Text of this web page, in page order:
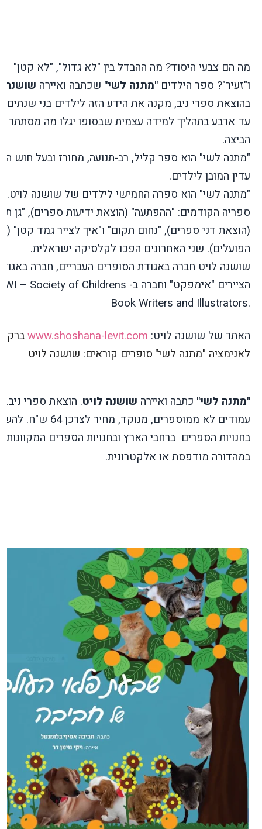
מה הם צבעי היסוד? מה ההבדל בין "לא גדול", "לא קטן"
ו"זעיר"? ספר הילדים "מתנה לשי" שכתבה ואיירה שושנה
בהוצאת ספרי ניב, מקנה את הידע הזה לילדים בני שנתים
עד ארבע בתהליך למידה עצמית שבסופו יגלו מה מסתתר
הביצה.
"מתנה לשי" הוא ספר קליל, רב-תנועה, מחורז ובעל חוש
עדין המובן לילדים.
"מתנה לשי" הוא ספרה החמישי לילדים של שושנה לויט.
ספריה הקודמים: "ההפתעה" (הוצאת ידיעות ספרים), "גן
(הוצאת דני ספרים), "נחום תקום" ו"איך לצייר גמד קטן"
הפועלים). שני האחרונים הפכו לקלסיקה ישראלית.
שושנה לויט חברה באגודת הסופרים העבריים, חברה
הציירים "אימפקט" וחברה ב- – Society of Childrens
Book Writers and Illustrators.
האתר של שושנה לויט: www.shoshana-levit.com
לאנימציה "מתנה לשי" סופרים קוראים: שושנה לויט
"מתנה לשי" כתבה ואיירה שושנה לויט. הוצאת ספרי ניב.
עמודים לא ממוספרים, מנוקד, מחיר לצרכן 64
בחנויות הספרים ברחבי הארץ ובחנויות הספרים המקוונות
במהדורה מודפסת או אלקטרונית.